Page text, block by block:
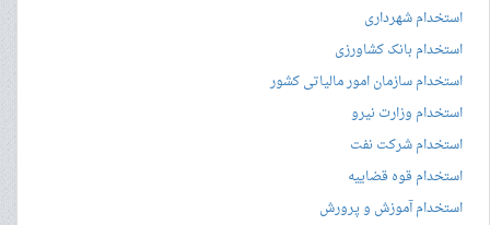
استخدام شهرداری
استخدام بانک کشاورزی
استخدام سازمان امور مالیاتی کشور
استخدام وزارت نیرو
استخدام شرکت نفت
استخدام قوه قضاییه
استخدام آموزش و پرورش